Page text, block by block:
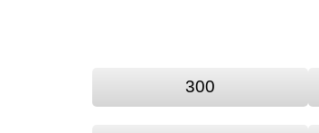
300